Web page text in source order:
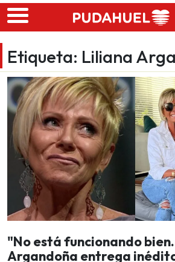
Skip to main content
Etiqueta: Liliana
"No está funcionando
Argandoña entrega